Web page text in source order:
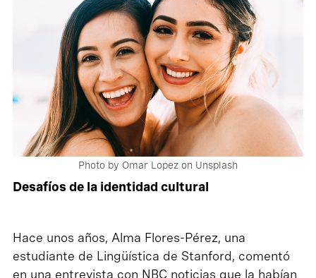
Photo by Omar Lopez on Unsplash
Desafíos de la identidad cultural
Hace unos años, Alma Flores-Pérez, una
estudiante de Lingüística de Stanford, comentó
en una entrevista con NBC noticias que la habían